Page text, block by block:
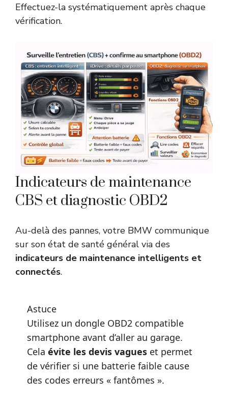
Effectuez-la systématiquement après chaque
vérification.
Indicateurs de maintenance
CBS et diagnostic OBD2
Au-delà des pannes, votre BMW communique
sur son état de santé général via des
indicateurs de maintenance intelligents et
connectés.
Astuce
Utilisez un dongle OBD2 compatible
smartphone avant d’aller au garage.
Cela évite les devis vagueset permet
de vérifier si une batterie faible cause
des codes erreurs « fantômes ».